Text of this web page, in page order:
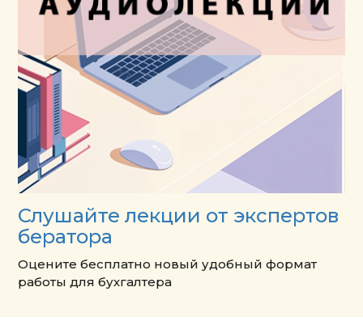
Слушайте лекции от экспертов
бератора
Оцените бесплатно новый удобный формат
работы для бухгалтера